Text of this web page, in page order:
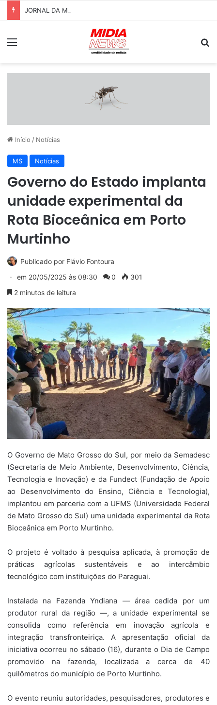
JORNAL DA MANHÃ – 1° EDIÇÃO – 06/08/2026
Início / Notícias
MS Notícias
Governo do Estado implanta
unidade experimental da
Rota Bioceânica em Porto
Murtinho
Publicado por Flávio Fontoura
em 20/05/2025 às 08:30 0
301
2 minutos de leitura
O Governo de Mato Grosso do Sul, por meio da Semadesc
(Secretaria de Meio Ambiente, Desenvolvimento, Ciência,
Tecnologia e Inovação) e da Fundect (Fundação de Apoio
ao Desenvolvimento do Ensino, Ciência e Tecnologia),
implantou em parceria com a UFMS (Universidade Federal
de Mato Grosso do Sul) uma unidade experimental da Rota
Bioceânica em Porto Murtinho.
O projeto é voltado à pesquisa aplicada, à promoção de
práticas agrícolas sustentáveis e ao intercâmbio
tecnológico com instituições do Paraguai.
Instalada na Fazenda Yndiana — área cedida por um
produtor rural da região —, a unidade experimental se
consolida como referência em inovação agrícola e
integração transfronteiriça. A apresentação oficial da
iniciativa ocorreu no sábado (16), durante o Dia de Campo
promovido na fazenda, localizada a cerca de 40
quilômetros do município de Porto Murtinho.
O evento reuniu autoridades, pesquisadores, produtores e